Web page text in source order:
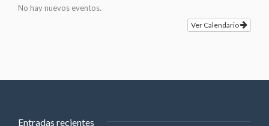
No hay nuevos eventos.
Ver Calendario
Entradas recientes